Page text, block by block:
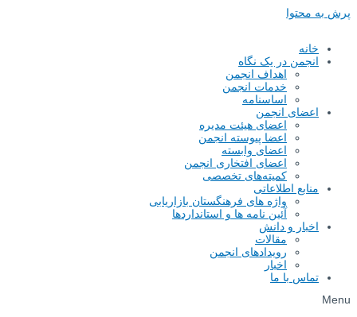
پرش به محتوا
خانه
انجمن در یک نگاه
اهداف انجمن
خدمات انجمن
اساسنامه
اعضای انجمن
اعضای هیئت مدیره
اعضا پیوسته انجمن
اعضای وابسته
اعضای افتخاری انجمن
کمیته‌های تخصصی
منابع اطلاعاتی
واژه های فرهنگستان بازاریابی
آئین نامه ها و استانداردها
اخبار و دانش
مقالات
رویدادهای انجمن
اخبار
تماس با ما
Menu